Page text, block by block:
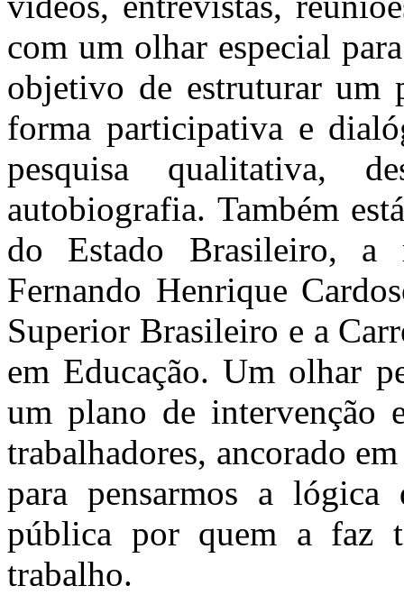
com um olhar especial
objetivo de estruturar um
forma participativa e
pesquisa qualitativa,
autobiografia. Também
do Estado Brasileiro, a
Fernando Henrique
Superior Brasileiro e a
em Educação. Um olhar
um plano de intervenção
trabalhadores, ancorado
para pensarmos a lógica
pública por quem a faz
trabalho.